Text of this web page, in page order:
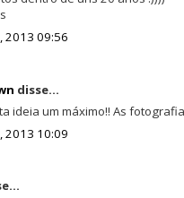
2013 09:56
disse...
ideia um máximo!! As
2013 10:09